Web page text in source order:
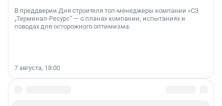
В преддверии Дня строителя топ-менеджеры компании «СЗ
„Терминал-Ресурс“ — о планах компании, испытаниях и
поводах для осторожного оптимизма.
7 августа, 18:00